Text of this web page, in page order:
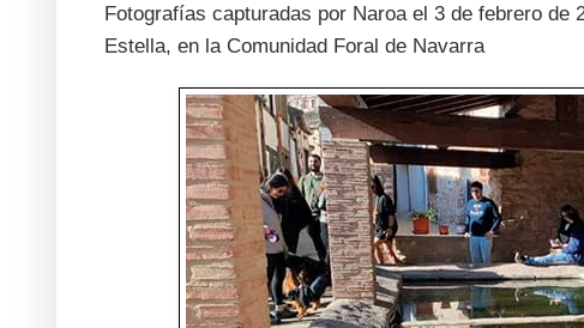
Fotografías capturadas por Naroa el 3 de febrero
Estella, en la Comunidad Foral de Navarra